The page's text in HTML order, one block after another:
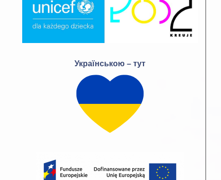
Українською – тут